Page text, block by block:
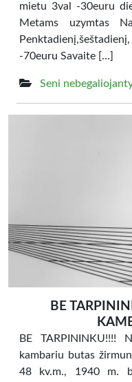
mietu 3val -30euru
Metams uzymtas
-70euru Savaite […]
Seni
BE
BE TARPININKU!!!!
kambariu butas
48 kv.m., 1940 m.